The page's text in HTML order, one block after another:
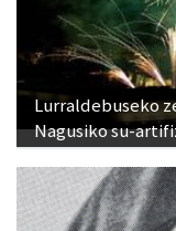
Lurraldebuseko
Nagusiko su-